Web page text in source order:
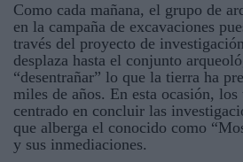
Como cada mañana, el grupo de
en la campaña de excavaciones
través del proyecto de
desplaza hasta el conjunto
“desentrañar” lo que la tierra ha
miles de años. En esta ocasión, los
centrado en concluir las
que alberga el conocido como
y sus inmediaciones.